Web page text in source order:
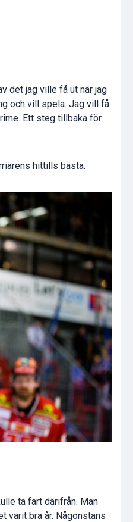
det jag ville få ut när jag
och vill spela. Jag vill få
Ett steg tillbaka för
hittills bästa.
ta fart därifrån. Man
varit bra år. Någonstans